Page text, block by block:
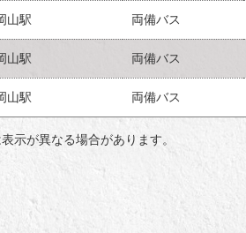
山駅 両備バス
山駅 両備バス
山駅 両備バス
示が異なる場合があります。